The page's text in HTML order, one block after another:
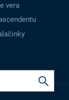
vera